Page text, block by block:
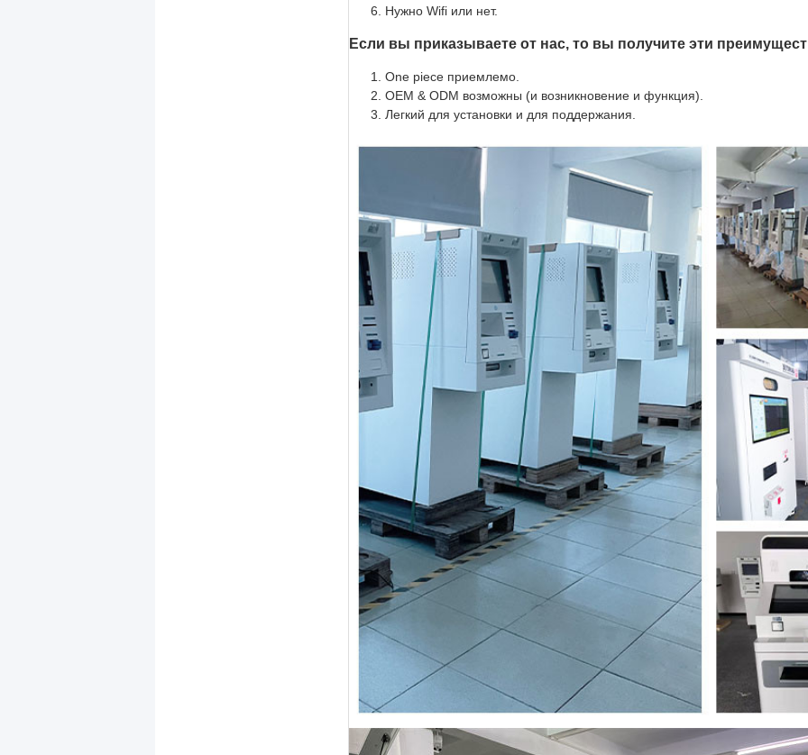
Нужно Wifi или нет.
Если вы приказываете от нас, то вы получите эти
One piece приемлемо.
OEM & ODM возможны (и возникновение и функция).
Легкий для установки и для поддержания.